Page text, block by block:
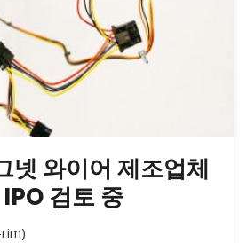
넷 와이어 제조업체
검토 중